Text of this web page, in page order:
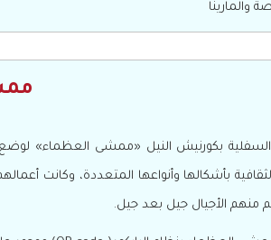
والمارينا
النيل «ممشى العظماء» لوضع لوحات
بأشكالها وأنواعها المتعددة،
منهم الأجيال جيل بعد جيل.